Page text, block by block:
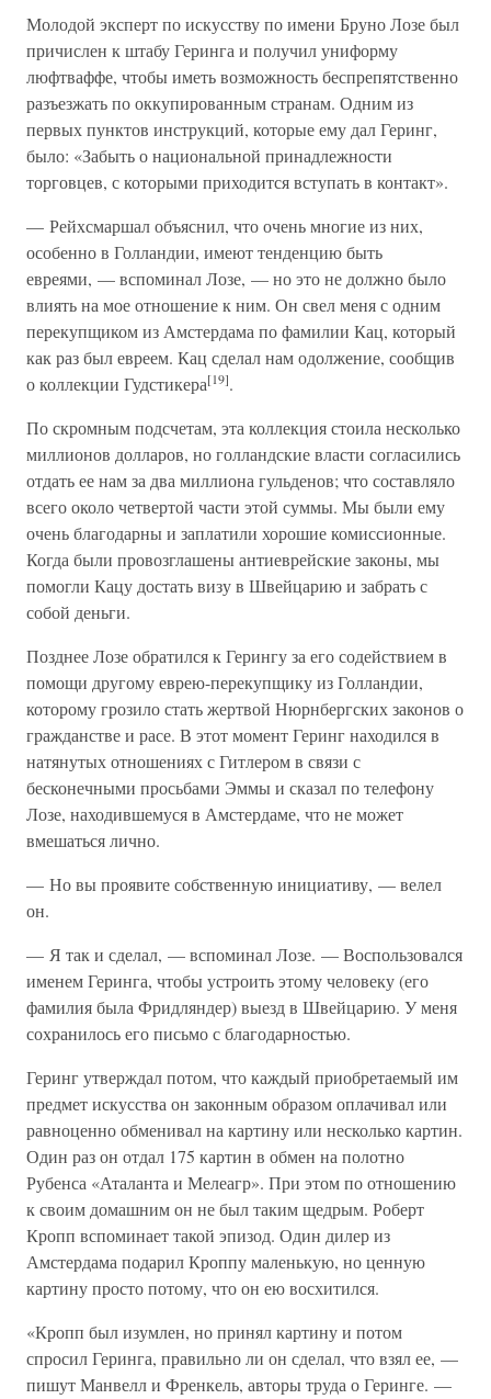
Молодой эксперт по искусству по имени Бруно Лозе был
причислен к штабу Геринга и получил униформу
люфтваффе, чтобы иметь возможность беспрепятственно
разъезжать по оккупированным странам. Одним из
первых пунктов инструкций, которые ему дал Геринг,
было: «Забыть о национальной принадлежности
торговцев, с которыми приходится вступать в контакт».
— Рейхсмаршал объяснил, что очень многие из них,
особенно в Голландии, имеют тенденцию быть
евреями, — вспоминал Лозе, — но это не должно было
влиять на мое отношение к ним. Он свел меня с одним
перекупщиком из Амстердама по фамилии Кац, который
как раз был евреем. Кац сделал нам одолжение, сообщив
о коллекции Гудстикера[19].
По скромным подсчетам, эта коллекция стоила несколько
миллионов долларов, но голландские власти согласились
отдать ее нам за два миллиона гульденов; что составляло
всего около четвертой части этой суммы. Мы были ему
очень благодарны и заплатили хорошие комиссионные.
Когда были провозглашены антиеврейские законы, мы
помогли Кацу достать визу в Швейцарию и забрать с
собой деньги.
Позднее Лозе обратился к Герингу за его содействием в
помощи другому еврею-перекупщику из Голландии,
которому грозило стать жертвой Нюрнбергских законов о
гражданстве и расе. В этот момент Геринг находился в
натянутых отношениях с Гитлером в связи с
бесконечными просьбами Эммы и сказал по телефону
Лозе, находившемуся в Амстердаме, что не может
вмешаться лично.
— Но вы проявите собственную инициативу, — велел
он.
— Я так и сделал, — вспоминал Лозе. — Воспользовался
именем Геринга, чтобы устроить этому человеку (его
фамилия была Фридляндер) выезд в Швейцарию. У меня
сохранилось его письмо с благодарностью.
Геринг утверждал потом, что каждый приобретаемый им
предмет искусства он законным образом оплачивал или
равноценно обменивал на картину или несколько картин.
Один раз он отдал 175 картин в обмен на полотно
Рубенса «Аталанта и Мелеагр». При этом по отношению
к своим домашним он не был таким щедрым. Роберт
Кропп вспоминает такой эпизод. Один дилер из
Амстердама подарил Кроппу маленькую, но ценную
картину просто потому, что он ею восхитился.
«Кропп был изумлен, но принял картину и потом
спросил Геринга, правильно ли он сделал, что взял ее, —
пишут Манвелл и Френкель, авторы труда о Геринге. —